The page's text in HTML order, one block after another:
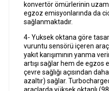
konvertör ömürlerinin
egzoz emisyonlarında da
sağlanmaktadır.
4- Yuksek oktana göre
vuruntu sensörü içeren
yakıt karışımının yanma
artışı sağlar hem de
çevre sağlığı açısından
azaltır) sağlar.